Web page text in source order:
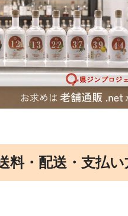
料・配送・支払い